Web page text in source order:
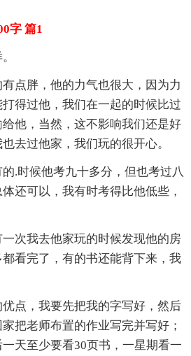
字 篇1
点胖，他的力气也很大，因为力
得过他，我们在一起的时候比过
他，当然，这不影响我们还是好
去过他家，我们玩的很开心。
.时候他考九十多分，但也考过八
还可以，我有时考得比他低些，
次我去他家玩的时候发现他的房
看完了，有的书还能背下来，我
点，我要先把我的字写好，然后
把老师布置的作业写完并写好；
天至少要看30页书，一星期看一